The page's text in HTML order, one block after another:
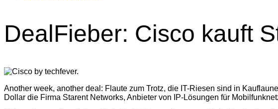
DealFieber: Cisco kauft
Another week, another deal: Flaute zum Trotz, die IT-Riesen sind in
Dollar die Firma Starent Networks, Anbieter von IP-Lösungen für